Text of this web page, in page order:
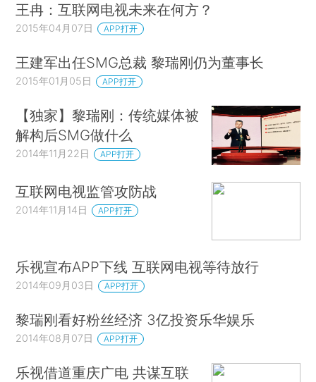
王冉：互联网电视未来在何方？
2015年04月07日 APP打开
王建军出任SMG总裁 黎瑞刚仍为董事长
2015年01月05日 APP打开
【独家】黎瑞刚：传统媒体被
解构后SMG做什么
2014年11月22日 APP打开
互联网电视监管攻防战
2014年11月14日 APP打开
乐视宣布APP下线 互联网电视等待放行
2014年09月03日 APP打开
黎瑞刚看好粉丝经济 3亿投资乐华娱乐
2014年08月07日 APP打开
乐视借道重庆广电 共谋互联